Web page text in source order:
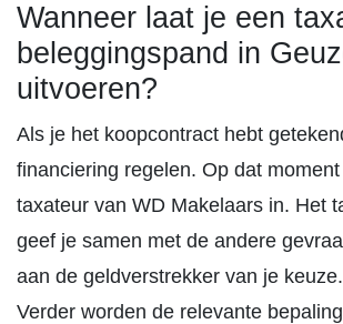
Wanneer laat je een
beleggingspand in
uitvoeren?
Als je het koopcontract hebt
financiering regelen. Op dat
taxateur van WD Makelaars in. Het
geef je samen met de andere
aan de geldverstrekker van je keuze.
Verder worden de relevante